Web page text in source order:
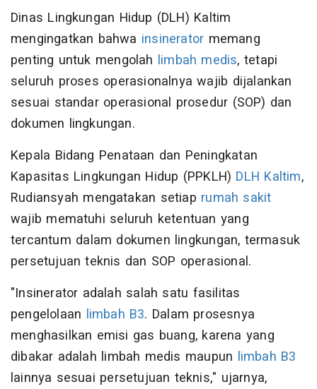
Dinas Lingkungan Hidup (DLH) Kaltim
mengingatkan bahwa insinerator memang
penting untuk mengolah limbah medis, tetapi
seluruh proses operasionalnya wajib dijalankan
sesuai standar operasional prosedur (SOP) dan
dokumen lingkungan.
Kepala Bidang Penataan dan Peningkatan
Kapasitas Lingkungan Hidup (PPKLH) DLH Kaltim,
Rudiansyah mengatakan setiap rumah sakit
wajib mematuhi seluruh ketentuan yang
tercantum dalam dokumen lingkungan, termasuk
persetujuan teknis dan SOP operasional.
"Insinerator adalah salah satu fasilitas
pengelolaan limbah B3. Dalam prosesnya
menghasilkan emisi gas buang, karena yang
dibakar adalah limbah medis maupun limbah B3
lainnya sesuai persetujuan teknis," ujarnya,